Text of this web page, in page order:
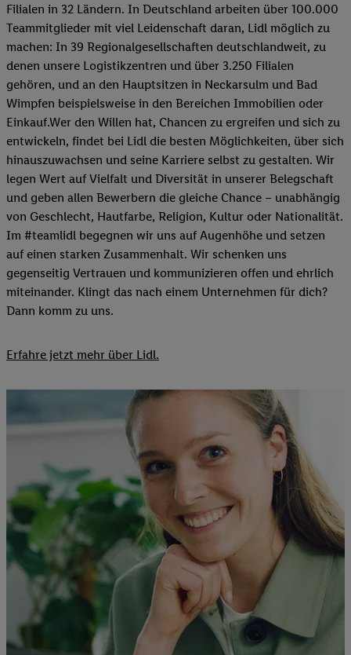
Filialen in 32 Ländern. In Deutschland arbeiten über 100.000
Teammitglieder mit viel Leidenschaft daran, Lidl möglich zu
machen: In 39 Regionalgesellschaften deutschlandweit, zu
denen unsere Logistikzentren und über 3.250 Filialen
gehören, und an den Hauptsitzen in Neckarsulm und Bad
Wimpfen beispielsweise in den Bereichen Immobilien oder
Einkauf.Wer den Willen hat, Chancen zu ergreifen und sich zu
entwickeln, findet bei Lidl die besten Möglichkeiten, über sich
hinauszuwachsen und seine Karriere selbst zu gestalten. Wir
legen Wert auf Vielfalt und Diversität in unserer Belegschaft
und geben allen Bewerbern die gleiche Chance – unabhängig
von Geschlecht, Hautfarbe, Religion, Kultur oder Nationalität.
Im #teamlidl begegnen wir uns auf Augenhöhe und setzen
auf einen starken Zusammenhalt. Wir schenken uns
gegenseitig Vertrauen und kommunizieren offen und ehrlich
miteinander. Klingt das nach einem Unternehmen für dich?
Dann komm zu uns.​
Erfahre jetzt mehr über Lidl.